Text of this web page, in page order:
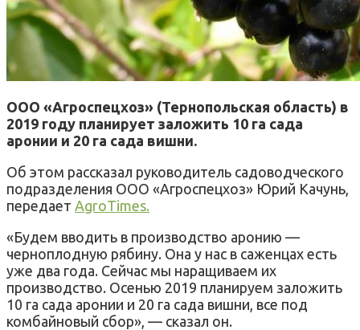
ООО «Агроспецхоз» (Тернопольская область) в
2019 году планирует заложить 10 га сада
аронии и 20 га сада вишни.
Об этом рассказал руководитель садоводческого
подразделения ООО «Агроспецхоз» Юрий Качунь,
передает AgroTimes.
«Будем вводить в производство аронию —
черноплодную рябину. Она у нас в саженцах есть
уже два года. Сейчас мы наращиваем их
производство. Осенью 2019 планируем заложить
10 га сада аронии и 20 га сада вишни, все под
комбайновый сбор», — сказал он.